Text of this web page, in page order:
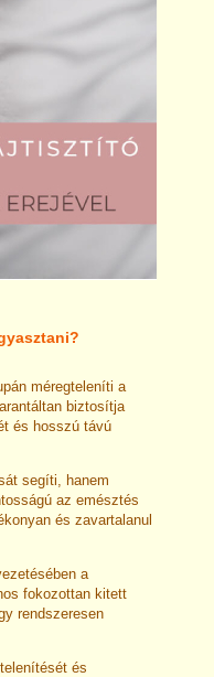
méregteleníti a
biztosítja
és hosszú távú
segíti, hanem
az emésztés
és zavartalanul
a
fokozottan kitett
rendszeresen
és